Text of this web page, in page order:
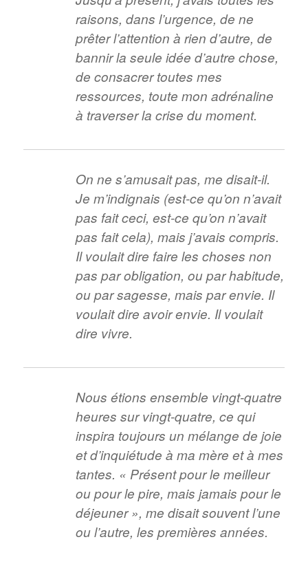
raisons, dans l’urgence, de ne
prêter l’attention à rien d’autre, de
bannir la seule idée d’autre chose,
de consacrer toutes mes
ressources, toute mon adrénaline
à traverser la crise du moment.
On ne s’amusait pas, me disait-il.
Je m’indignais (est-ce qu’on n’avait
pas fait ceci, est-ce qu’on n’avait
pas fait cela), mais j’avais compris.
Il voulait dire faire les choses non
pas par obligation, ou par habitude,
ou par sagesse, mais par envie. Il
voulait dire avoir envie. Il voulait
dire vivre.
Nous étions ensemble vingt-quatre
heures sur vingt-quatre, ce qui
inspira toujours un mélange de joie
et d’inquiétude à ma mère et à mes
tantes. « Présent pour le meilleur
ou pour le pire, mais jamais pour le
déjeuner », me disait souvent l’une
ou l’autre, les premières années.